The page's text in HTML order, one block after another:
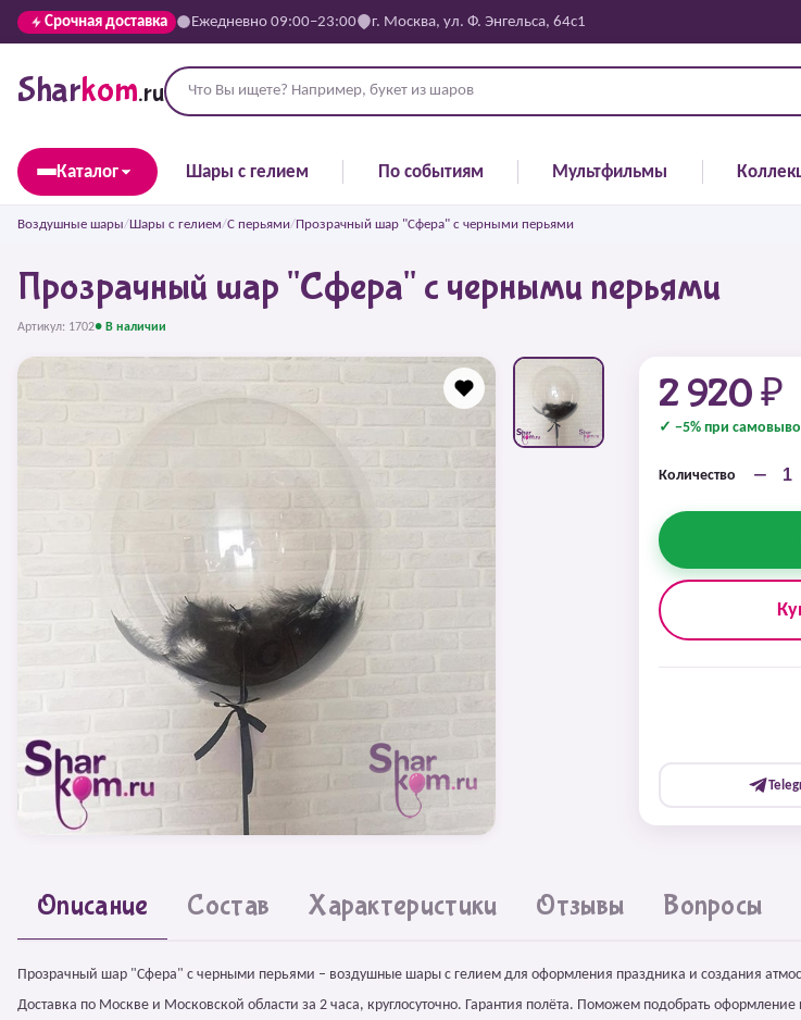
Срочная доставка Ежедневно 09:00–23:00 г. Москва, ул. Ф. Энгельса, 64с1
Sharkom.ru
Каталог Шары с гелием По событиям Мультфильмы
Воздушные шары/Шары с гелием/С перьями/Прозрачный шар "Сфера" с черными перьями
Прозрачный шар "Сфера" с черными перьями
Артикул: 1702● В наличии
2 920 ₽
✓ −5% при
Количество −
Описание Состав Характеристики Отзывы Вопросы
Прозрачный шар "Сфера" с черными перьями – воздушные шары с гелием для оформления праздника и создания
Доставка по Москве и Московской области за 2 часа, круглосуточно. Гарантия полёта. Поможем подобрать